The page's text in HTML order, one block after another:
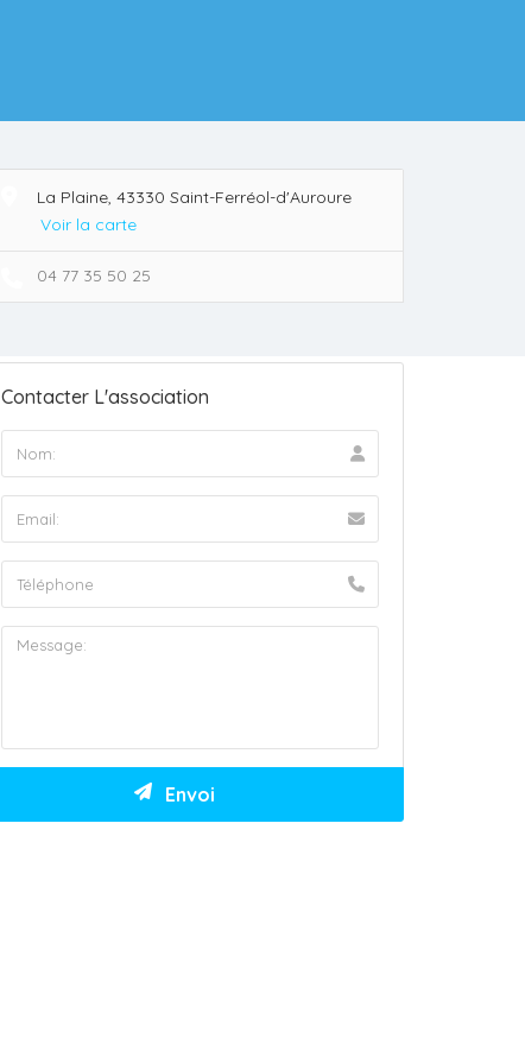
La Plaine, 43330 Saint-Ferréol-d'Auroure
Voir la carte
04 77 35 50 25
Contacter L'association